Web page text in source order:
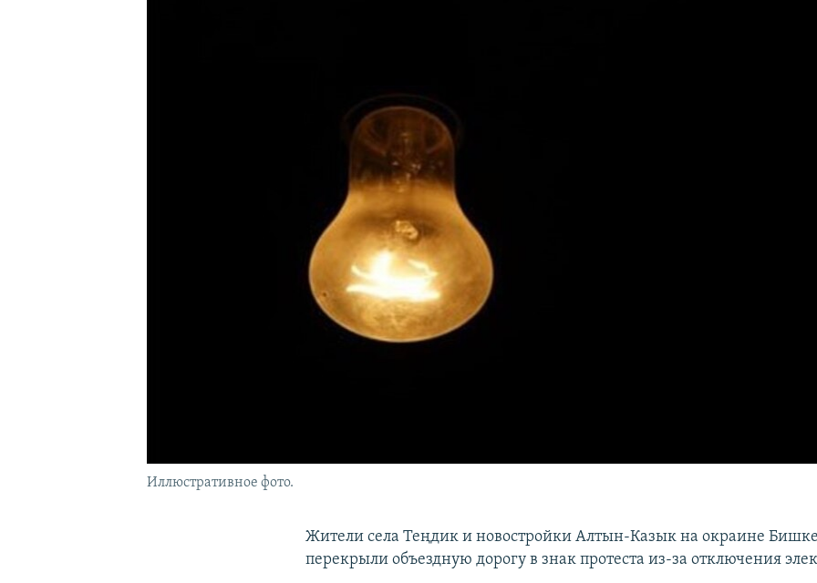
Иллюстративное фото.
Жители села Теңдик и новостройки Алтын-Казык на окраине
перекрыли объездную дорогу в знак протеста из-за отключения